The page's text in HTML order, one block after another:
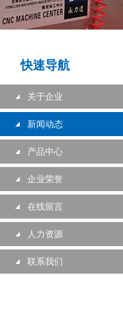
快速导航
关于企业
新闻动态
产品中心
企业荣誉
在线留言
人力资源
联系我们